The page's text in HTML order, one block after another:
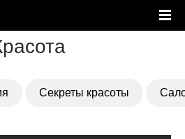
Секреты красоты